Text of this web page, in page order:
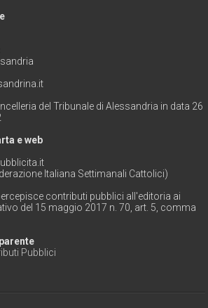
del Tribunale di Alessandria in data 26
e web
Italiana Settimanali Cattolici)
contributi pubblici all'editoria ai
del 15 maggio 2017 n. 70, art. 5, comma
Pubblici